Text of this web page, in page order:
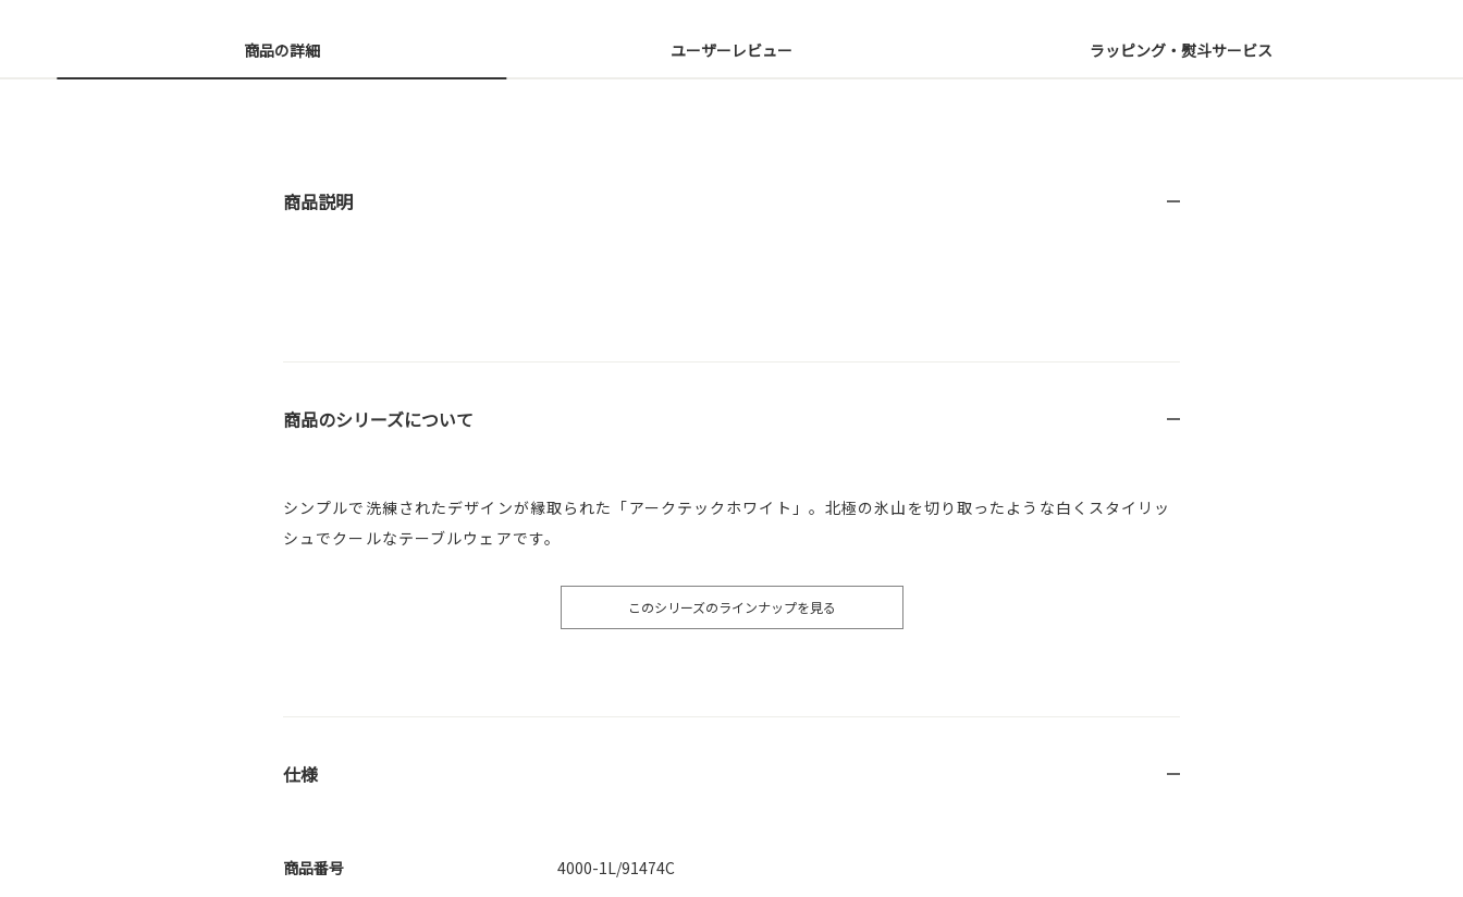
商品の詳細 ユーザーレビュー ラッピング・熨斗サービス
商品説明
商品のシリーズについて
シンプルで洗練されたデザインが縁取られた「アークテックホワイト」。北極の氷山を切り取ったような白くスタイリッ
シュでクールなテーブルウェアです。
このシリーズのラインナップを見る
仕様
商品番号
4000-1L/91474C